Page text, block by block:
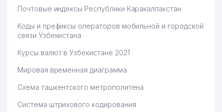
Почтовые индексы Республики Каракалпакстан
Коды и префиксы операторов мобильной и городской
связи Узбекистана
Курсы валют в Узбекистане 2021
Мировая временная диаграмма
Схема ташкентского метрополитена
Система штрихового кодирования